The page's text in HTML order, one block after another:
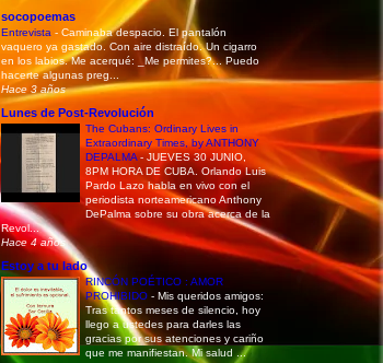
socopoemas
Entrevista - Caminaba despacio. El pantalón
vaquero ya gastado. Con aire distraído. Un cigarro
en los labios. Me acerqué: _Me permites?... Puedo
hacerte algunas preg...
Hace 3 años
Lunes de Post-Revolución
The Cubans: Ordinary Lives in
Extraordinary Times, by ANTHONY
DEPALMA- JUEVES 30 JUNIO,
8PM HORA DE CUBA. Orlando Luis
Pardo Lazo habla en vivo con el
periodista norteamericano Anthony
DePalma sobre su obra acerca de la
Revol...
Hace 4 años
Estoy a tu lado
RINCÓN POÉTICO : AMOR
PROHIBIDO - Mis queridos amigos:
Tras tantos meses de silencio, hoy
llego a ustedes para darles las
gracias por sus atenciones y cariño
que me manifiestan. Mi salud ...